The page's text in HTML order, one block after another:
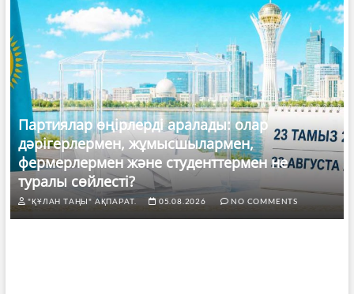
Партиялар өңірлерді аралады: олар
дәрігерлермен, жұмысшылармен,
фермерлермен және студенттермен не
туралы сөйлесті?
"ҚҰЛАН ТАҢЫ" АҚПАРАТ. 05.08.2026 NO COMMENTS